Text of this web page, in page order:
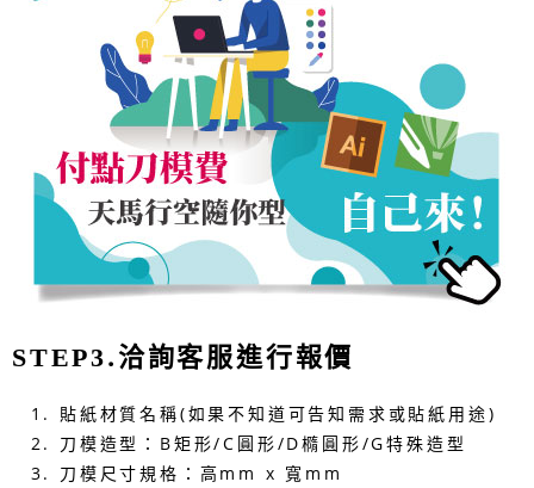
STEP3.洽詢客服進行報價
貼紙材質名稱(如果不知道可告知需求或貼紙用途)
刀模造型：B矩形/C圓形/D橢圓形/G特殊造型
刀模尺寸規格：高mm x 寬mm